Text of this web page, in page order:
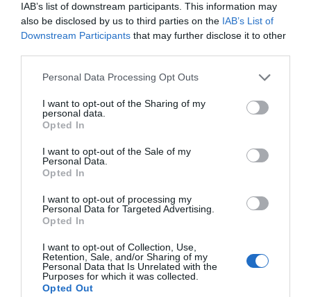
IAB’s list of downstream participants. This information may
also be disclosed by us to third parties on the IAB’s List of
Downstream Participants that may further disclose it to other
Personal Data Processing Opt Outs
I want to opt-out of the Sharing of my
personal data.
Opted In
I want to opt-out of the Sale of my
Personal Data.
Opted In
I want to opt-out of processing my
Personal Data for Targeted Advertising.
Opted In
I want to opt-out of Collection, Use,
Retention, Sale, and/or Sharing of my
Personal Data that Is Unrelated with the
Purposes for which it was collected.
Opted Out